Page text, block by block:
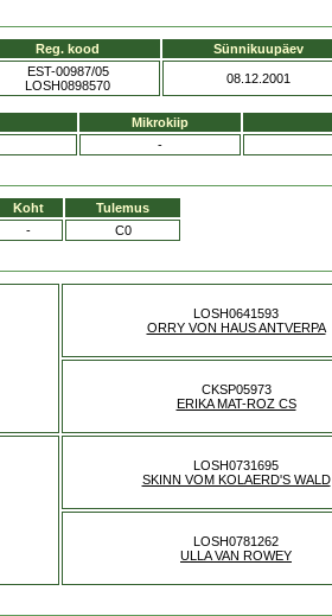
Reg. kood Sünnikuupäev
EST-00987/05
LOSH0898570
08.12.2001
Mikrokiip
-
Koht
Tulemus
- C0
LOSH0641593
ORRY VON HAUS ANTVERPA
CKSP05973
ERIKA MAT-ROZ CS
LOSH0731695
SKINN VOM KOLAERD'S WALD
LOSH0781262
ULLA VAN ROWEY